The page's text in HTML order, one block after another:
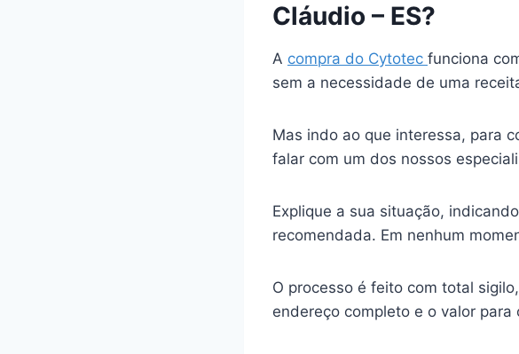
Cláudio – ES?
A compra do Cytotec funciona
sem a necessidade de uma
Mas indo ao que interessa, para
falar com um dos nossos
Explique a sua situação,
recomendada. Em nenhum
O processo é feito com total
endereço completo e o valor